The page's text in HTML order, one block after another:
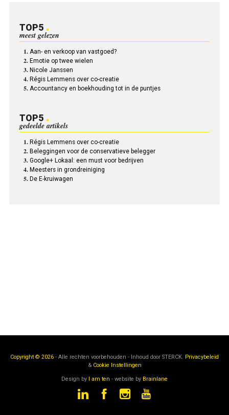
TOP5
meest gelezen
Aan- en verkoop van vastgoed?
Emotie op twee wielen
Nicole Janssen
Régis Lemmens over co-creatie
Accountancy en boekhouding tot in de puntjes
TOP5
gedeelde artikels
Régis Lemmens over co-creatie
Beleggingen voor de conservatieve belegger
Google+ Lokaal: een must voor bedrijven
Meesters in grondreiniging
De E-kruiwagen
Copyright © 2026 - Alle rechten voorbehouden - Inhoud door STERCK. Privacybeleid
& Cookie Instellingen
Design by I am ten - website by Brainlane